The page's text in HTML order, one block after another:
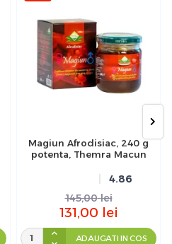
Magiun Afrodisiac, 240 g
potenta, Themra Macun
4.86
145,00 lei
131,00 lei
ADAUGATI IN COS